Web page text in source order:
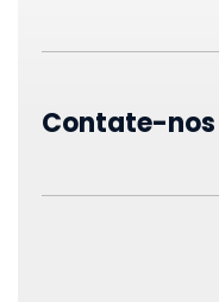
Contate-nos